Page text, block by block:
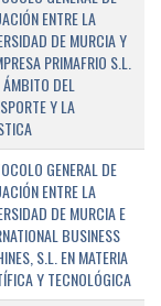
ENTRE LA
DE MURCIA Y
PRIMAFRIO S.L.
ÁMBITO DEL
Y LA
GENERAL DE
ENTRE LA
DE MURCIA E
BUSINESS
S.L. EN MATERIA
Y TECNOLÓGICA